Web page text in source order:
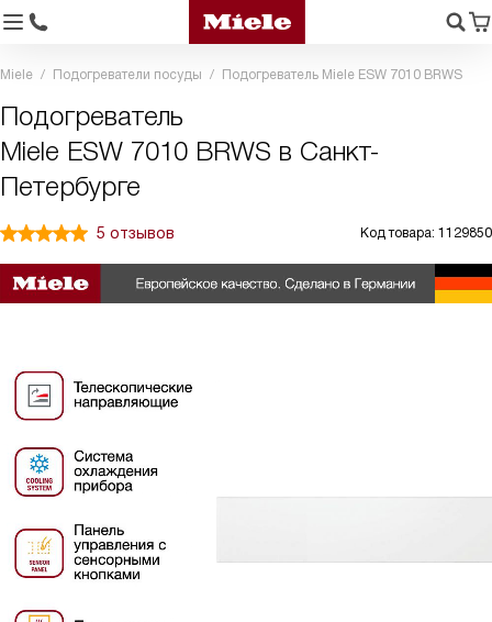
Miele Подогреватели посуды Подогреватель Miele ESW 7010 BRWS
Подогреватель
Miele ESW 7010 BRWS в Санкт-
Петербурге
5 отзывов Код товара: 1129850